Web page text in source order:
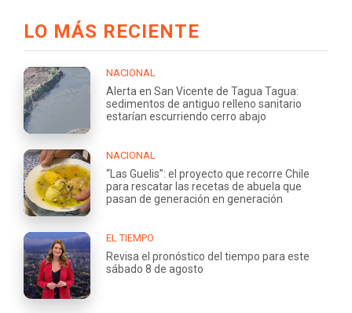
LO MÁS RECIENTE
NACIONAL
Alerta en San Vicente de Tagua Tagua:
sedimentos de antiguo relleno sanitario
estarían escurriendo cerro abajo
NACIONAL
“Las Guelis”: el proyecto que recorre Chile
para rescatar las recetas de abuela que
pasan de generación en generación
EL TIEMPO
Revisa el pronóstico del tiempo para este
sábado 8 de agosto